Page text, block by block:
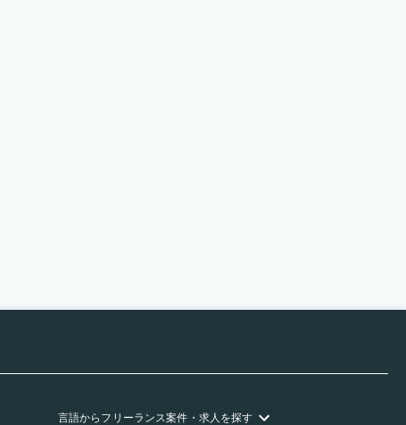
言語からフリーランス案件・求人を探す